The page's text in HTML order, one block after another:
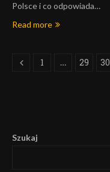
Polsce i co odpowiada…
Read more
1 … 29 30
Szukaj